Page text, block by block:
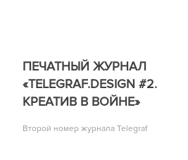
ПЕЧАТНЫЙ ЖУРНАЛ
«TELEGRAF.DESIGN #2.
КРЕАТИВ В ВОЙНЕ»
Второй номер журнала Telegraf